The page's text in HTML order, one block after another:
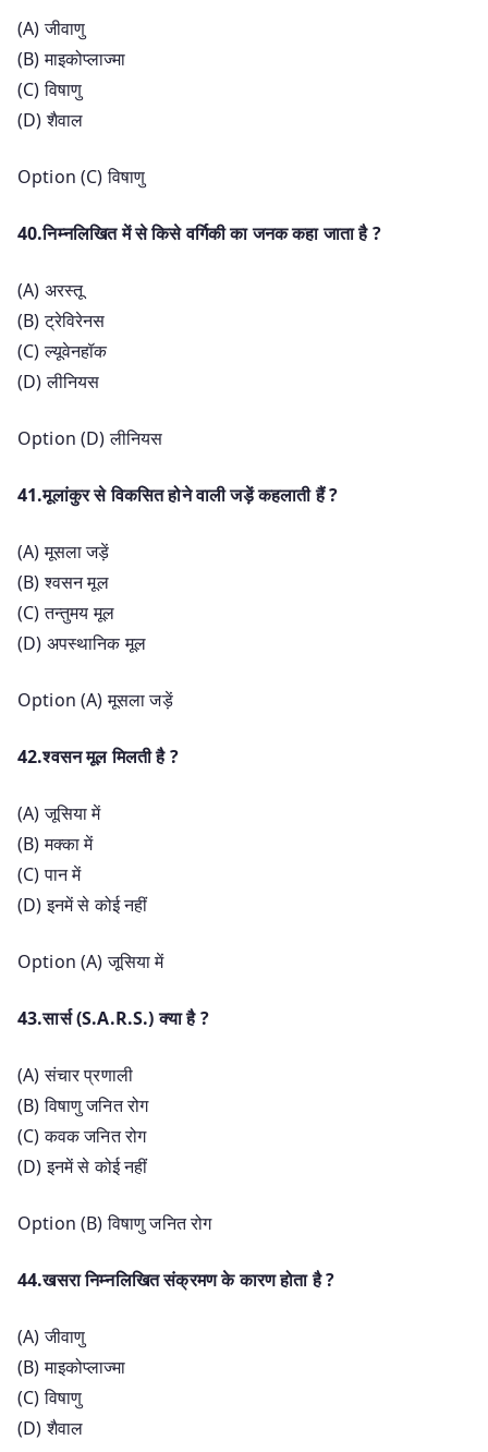
(A) जीवाणु
(B) माइकोप्लाज्मा
(C) विषाणु
(D) शैवाल
Option (C) विषाणु
40.निम्नलिखित में से किसे वर्गिकी का जनक कहा जाता है ?
(A) अरस्तू
(B) ट्रेविरेनस
(C) ल्यूवेनहॉक
(D) लीनियस
Option (D) लीनियस
41.मूलांकुर से विकसित होने वाली जड़ें कहलाती हैं ?
(A) मूसला जड़ें
(B) श्वसन मूल
(C) तन्तुमय मूल
(D) अपस्थानिक मूल
Option (A) मूसला जड़ें
42.श्वसन मूल मिलती है ?
(A) जूसिया में
(B) मक्का में
(C) पान में
(D) इनमें से कोई नहीं
Option (A) जूसिया में
43.सार्स (S.A.R.S.) क्या है ?
(A) संचार प्रणाली
(B) विषाणु जनित रोग
(C) कवक जनित रोग
(D) इनमें से कोई नहीं
Option (B) विषाणु जनित रोग
44.खसरा निम्नलिखित संक्रमण के कारण होता है ?
(A) जीवाणु
(B) माइकोप्लाज्मा
(C) विषाणु
(D) शैवाल